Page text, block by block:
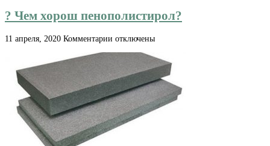
? Чем хорош пенополистирол?
11 апреля, 2020 Комментарии к
хорош
пенополистирол?
отключены